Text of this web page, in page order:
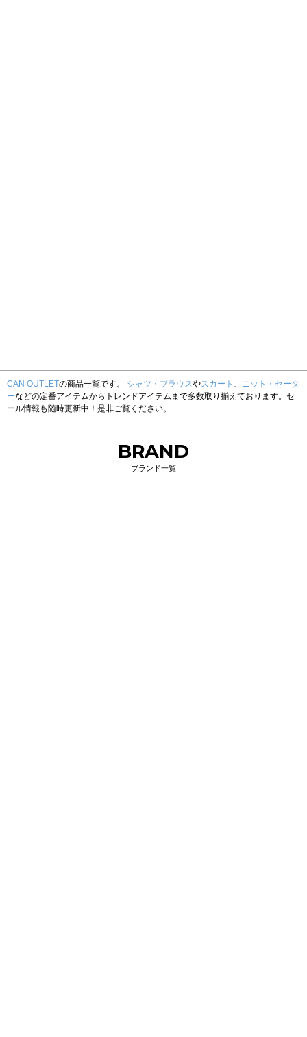
CAN OUTLETの商品一覧です。 シャツ・ブラウスやスカート 、 ニット・セータ
ーなどの定番アイテムからトレンドアイテムまで多数取り揃えております。セ
ール情報も随時更新中！是非ご覧ください。
BRAND
ブランド一覧